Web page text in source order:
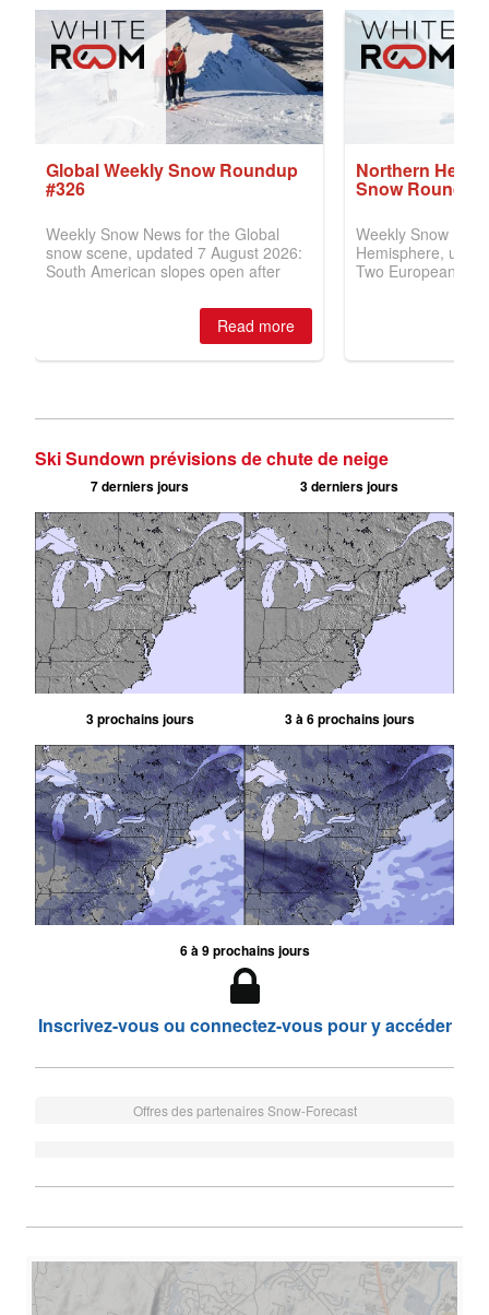
Ski Sundown prévisions de chute de neige
7 derniers jours 3 derniers jours
3 prochains jours 3 à 6 prochains jours
6 à 9 prochains jours
Inscrivez-vous ou connectez-vous pour y accéder
Offres des partenaires Snow-Forecast